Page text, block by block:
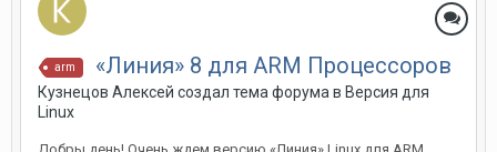
arm «Линия» 8 для ARM Процессоров
Кузнецов Алексей создал тема форума в Версия для
Linux